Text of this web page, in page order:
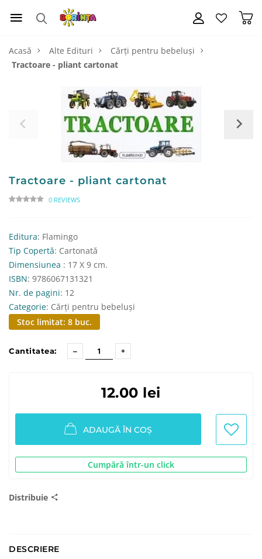
Acasă Alte Edituri
Cărți pentru bebeluși
Tractoare - pliant cartonat
Tractoare - pliant cartonat
0 REVIEWS
Editura: Flamingo
Tip Copertă: Cartonată
Dimensiunea : 17 X 9 cm.
ISBN: 9786067131321
Nr. de pagini: 12
Categorie: Cărți pentru bebeluși
Stoc limitat: 8 buc.
Cantitatea:
12.00 lei
ADAUGĂ ÎN COȘ
Cumpără într-un click
Distribuie
DESCRIERE